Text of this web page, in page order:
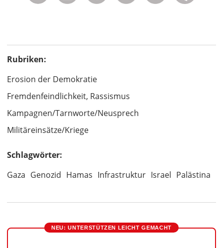
Rubriken:
Erosion der Demokratie
Fremdenfeindlichkeit, Rassismus
Kampagnen/Tarnworte/Neusprech
Militäreinsätze/Kriege
Schlagwörter:
Gaza Genozid Hamas Infrastruktur Israel Palästina
NEU: UNTERSTÜTZEN LEICHT GEMACHT